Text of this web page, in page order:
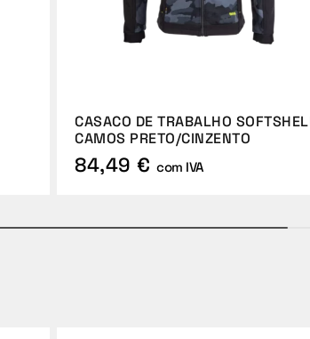
CASACO DE TRABALHO
CAMOS PRETO/CINZENTO
84,49 € com IVA